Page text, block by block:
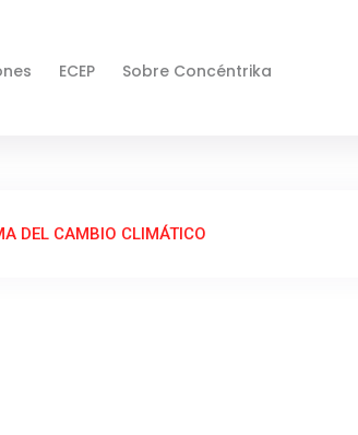
ECEP Sobre Concéntrika
DEL CAMBIO CLIMÁTICO